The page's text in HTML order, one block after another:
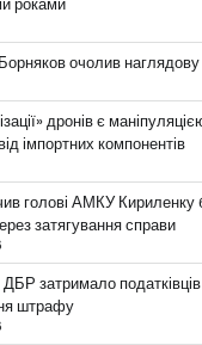
роками
очолив
дронів є
імпортних компонентів
голові АМКУ Кириленку
затягування справи
затримало
штрафу